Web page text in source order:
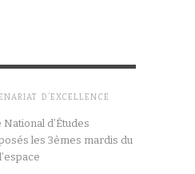
D’EXCELLENCE
d’Études
les 3èmes mardis du